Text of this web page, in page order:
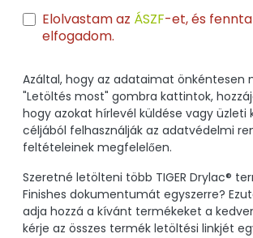
Elolvastam az ÁSZF-et, és
elfogadom.
Azáltal, hogy az adataimat önkéntesen
"Letöltés most" gombra kattintok,
hogy azokat hírlevél küldése vagy üzleti
céljából felhasználják az adatvédelmi
feltételeinek megfelelően.
Szeretné letölteni több TIGER Drylac®
Finishes dokumentumát egyszerre?
adja hozzá a kívánt termékeket a
kérje az összes termék letöltési linkjét